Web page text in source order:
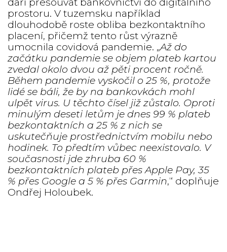
prostoru. V tuzemsku například
dlouhodobě roste obliba bezkontaktního
placení, přičemž tento růst výrazně
umocnila covidová pandemie. „Až do
začátku pandemie se objem plateb kartou
zvedal okolo dvou až pěti procent ročně.
Během pandemie vyskočil o 25 %, protože
lidé se báli, že by na bankovkách mohl
ulpět virus. U těchto čísel již zůstalo. Oproti
minulým deseti letům je dnes 99 % plateb
bezkontaktních a 25 % z nich se
uskutečňuje prostřednictvím mobilu nebo
hodinek. To předtím vůbec neexistovalo. V
současnosti jde zhruba 60 %
bezkontaktních plateb přes Apple Pay, 35
% přes Google a 5 % přes Garmin,“ doplňuje
Ondřej Holoubek.